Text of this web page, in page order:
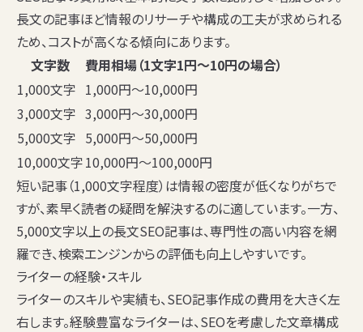
長文の記事ほど情報のリサーチや構成の工夫が求められる
ため、コストが高くなる傾向にあります。
文字数
費用相場（1文字1円〜10円の場合）
1,000文字 1,000円〜10,000円
3,000文字 3,000円〜30,000円
5,000文字 5,000円〜50,000円
10,000文字10,000円〜100,000円
短い記事（1,000文字程度）は情報の密度が低くなりがちで
すが、素早く読者の疑問を解決するのに適しています。一方、
5,000文字以上の長文SEO記事は、専門性の高い内容を網
羅でき、検索エンジンからの評価も向上しやすいです。
ライターの経験・スキル
ライターのスキルや実績も、SEO記事作成の費用を大きく左
右します。経験豊富なライターは、SEOを考慮した文章構成